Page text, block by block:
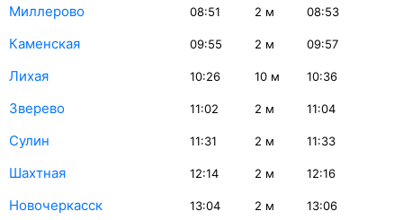
Миллерово 08:51 2 м 08:53
Каменская 09:55 2 м 09:57
Лихая 10:26 10 м 10:36
Зверево 11:02 2 м 11:04
Сулин 11:31 2 м 11:33
Шахтная 12:14 2 м 12:16
Новочеркасск 13:04 2 м 13:06